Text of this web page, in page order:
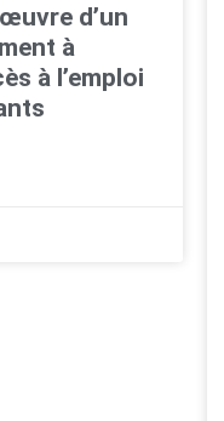
d’un
à
à l’emploi